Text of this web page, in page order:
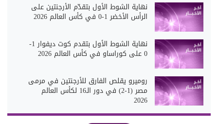
نهاية الشوط الأول بتقدّم الأرجنتين على
الرأس الأخضر 1-0 في كأس العالم 2026
نهاية الشوط الأول بتقدم كوت ديفوار 1-
0 على كوراساو في كأس العالم 2026
روميرو يقلص الفارق للأرجنتين في مرمى
مصر (1-2) في دور الـ16 لكأس العالم
2026